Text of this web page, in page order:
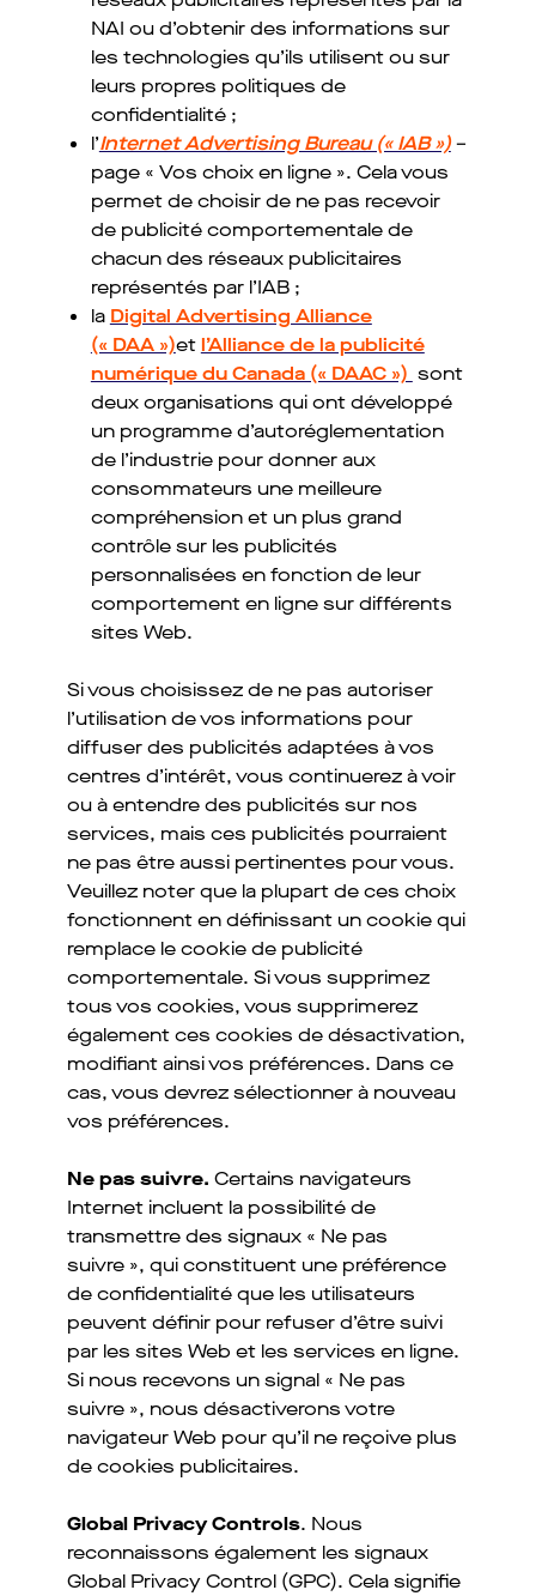
NAI ou d’obtenir des informations sur
les technologies qu’ils utilisent ou sur
leurs propres politiques de
confidentialité ;
l’Internet Advertising Bureau (« IAB »)–
page « Vos choix en ligne ». Cela vous
permet de choisir de ne pas recevoir
de publicité comportementale de
chacun des réseaux publicitaires
représentés par l’IAB ;
la Digital Advertising Alliance
(« DAA »)etl’Alliance de la publicité
numérique du Canada (« DAAC ») sont
deux organisations qui ont développé
un programme d’autoréglementation
de l’industrie pour donner aux
consommateurs une meilleure
compréhension et un plus grand
contrôle sur les publicités
personnalisées en fonction de leur
comportement en ligne sur différents
sites Web.
Si vous choisissez de ne pas autoriser
l’utilisation de vos informations pour
diffuser des publicités adaptées à vos
centres d’intérêt, vous continuerez à voir
ou à entendre des publicités sur nos
services, mais ces publicités pourraient
ne pas être aussi pertinentes pour vous.
Veuillez noter que la plupart de ces choix
fonctionnent en définissant un cookie qui
remplace le cookie de publicité
comportementale. Si vous supprimez
tous vos cookies, vous supprimerez
également ces cookies de désactivation,
modifiant ainsi vos préférences. Dans ce
cas, vous devrez sélectionner à nouveau
vos préférences.
Ne pas suivre. Certains navigateurs
Internet incluent la possibilité de
transmettre des signaux « Ne pas
suivre », qui constituent une préférence
de confidentialité que les utilisateurs
peuvent définir pour refuser d’être suivi
par les sites Web et les services en ligne.
Si nous recevons un signal « Ne pas
suivre », nous désactiverons votre
navigateur Web pour qu’il ne reçoive plus
de cookies publicitaires.
Global Privacy Controls. Nous
reconnaissons également les signaux
Global Privacy Control (GPC). Cela signifie